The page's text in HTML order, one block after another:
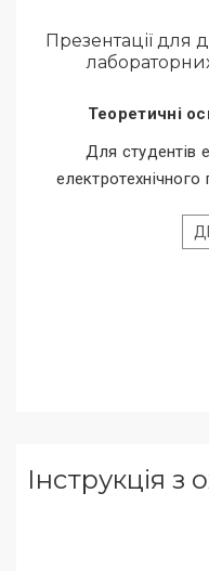
Презентації для
Теоретичні
Для студентів
Інструкція з